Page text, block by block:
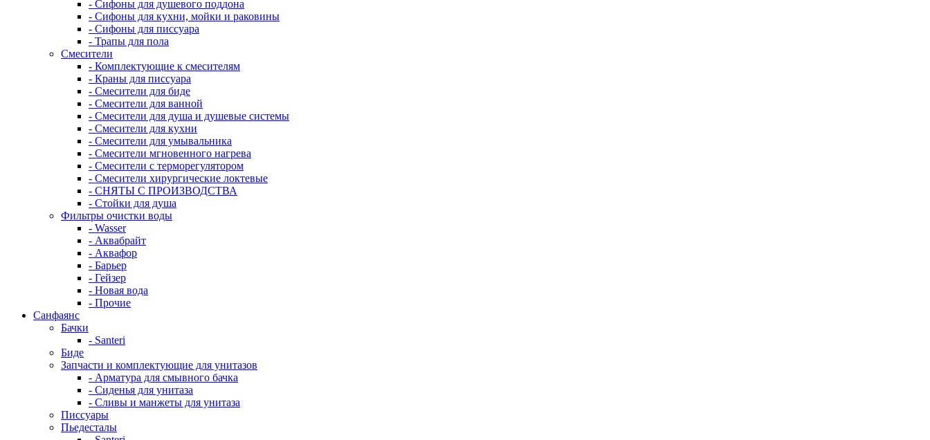
- Сифоны для душевого поддона
- Сифоны для кухни, мойки и раковины
- Сифоны для писсуара
- Трапы для пола
Смесители
- Комплектующие к смесителям
- Краны для писсуара
- Смесители для биде
- Смесители для ванной
- Смесители для душа и душевые системы
- Смесители для кухни
- Смесители для умывальника
- Смесители мгновенного нагрева
- Смесители с терморегулятором
- Смесители хирургические локтевые
- СНЯТЫ С ПРОИЗВОДСТВА
- Стойки для душа
Фильтры очистки воды
- Wasser
- Аквабрайт
- Аквафор
- Барьер
- Гейзер
- Новая вода
- Прочие
Санфаянс
Бачки
- Santeri
Биде
Запчасти и комплектующие для унитазов
- Арматура для смывного бачка
- Сиденья для унитаза
- Сливы и манжеты для унитаза
Писсуары
Пьедесталы